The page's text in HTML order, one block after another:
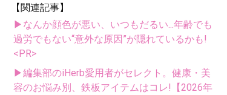
【関連記事】
▶なんか顔色が悪い、いつもだるい...年齢でも
過労でもない“意外な原因”が隠れているかも!
<PR>
▶編集部のiHerb愛用者がセレクト。健康・美
容のお悩み別、鉄板アイテムはコレ!【2026年